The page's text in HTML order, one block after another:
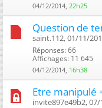
04/12/2014, 22h25
Question de
saint.112, 01/11/
Réponses: 66
Affichages: 11 645
04/12/2014, 16h38
Etre manipulé
invite897e49b2, 07/